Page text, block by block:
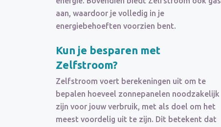
aan, waardoor je volledig in je
energiebehoeften voorzien bent.
Kun je besparen met
Zelfstroom?
Zelfstroom voert berekeningen uit om te
bepalen hoeveel zonnepanelen noodzakelijk
zijn voor jouw verbruik, met als doel om het
meest voordelig uit te zijn. Dit betekent dat